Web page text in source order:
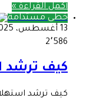
أكمل القراءة »
خطى مستدامة
13 أغسطس، 2025
2٬586
كيف ترشد استهلاك
كيف ترشد استهلاك الكهرباء؟ 11 خطوة بسيطة لخفض الفاتورة جميعنا نعلم